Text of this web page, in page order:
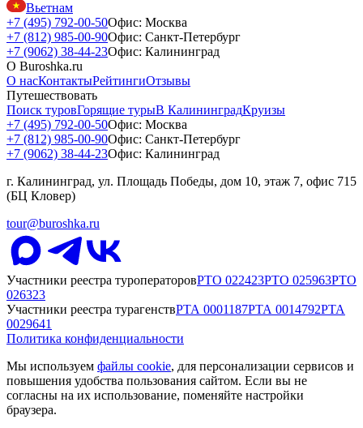
Вьетнам
+7 (495) 792-00-50Офис: Москва
+7 (812) 985-00-90Офис: Санкт-Петербург
+7 (9062) 38-44-23Офис: Калининград
О Buroshka.ru
О насКонтактыРейтингиОтзывы
Путешествовать
Поиск туровГорящие турыВ КалининградКруизы
+7 (495) 792-00-50Офис: Москва
+7 (812) 985-00-90Офис: Санкт-Петербург
+7 (9062) 38-44-23Офис: Калининград
г. Калининград, ул. Площадь Победы, дом 10, этаж 7, офис 715
(БЦ Кловер)
tour@buroshka.ru
Участники реестра туроператоровРТО 022423РТО 025963РТО
026323
Участники реестра турагенствРТА 0001187РТА 0014792РТА
0029641
Политика конфиденциальности
Мы используем файлы cookie, для персонализации сервисов и
повышения удобства пользования сайтом. Если вы не
согласны на их использование, поменяйте настройки
браузера.